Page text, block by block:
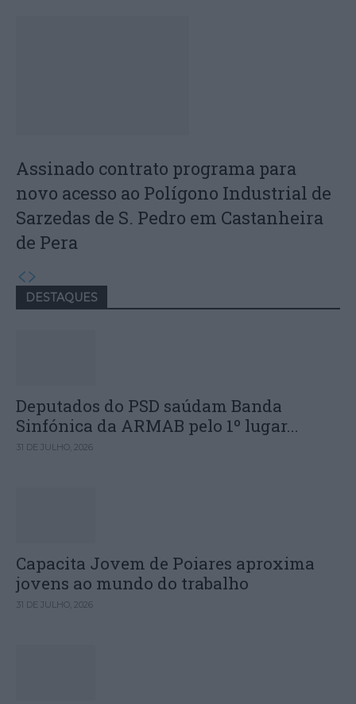
Assinado contrato programa para
novo acesso ao Polígono Industrial de
Sarzedas de S. Pedro em Castanheira
de Pera
DESTAQUES
Deputados do PSD saúdam Banda
Sinfónica da ARMAB pelo 1º lugar...
31 DE JULHO, 2026
Capacita Jovem de Poiares aproxima
jovens ao mundo do trabalho
31 DE JULHO, 2026